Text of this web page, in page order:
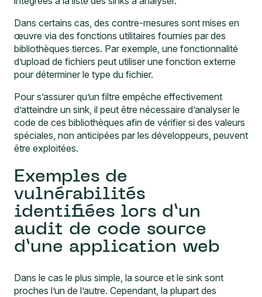
Dans certains cas, des contre-mesures sont mises en
œuvre via des fonctions utilitaires fournies par des
bibliothèques tierces. Par exemple, une fonctionnalité
d’upload de fichiers peut utiliser une fonction externe
pour déterminer le type du fichier.
Pour s’assurer qu’un filtre empêche effectivement
d’atteindre un sink, il peut être nécessaire d’analyser le
code de ces bibliothèques afin de vérifier si des valeurs
spéciales, non anticipées par les développeurs, peuvent
être exploitées.
Exemples de
vulnérabilités
identifiées lors d’un
audit de code source
d’une application web
Dans le cas le plus simple, la source et le sink sont
proches l’un de l’autre. Cependant, la plupart des